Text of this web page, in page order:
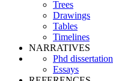
Trees
Drawings
Tables
Timelines
NARRATIVES
Phd dissertation
Essays